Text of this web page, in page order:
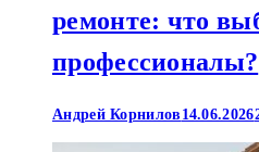
ремонте: что
профессионалы?
Андрей Корнилов 14.06.2026